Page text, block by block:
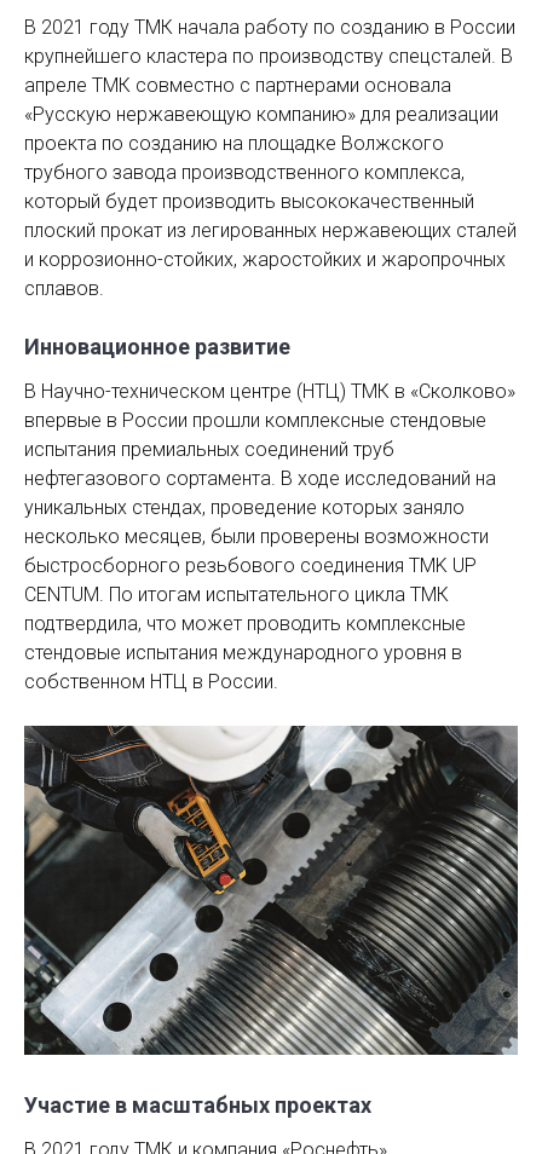
В 2021 году ТМК начала работу по созданию в России
крупнейшего кластера по производству спецсталей. В
апреле ТМК совместно с партнерами основала
«Русскую нержавеющую компанию» для реализации
проекта по созданию на площадке Волжского
трубного завода производственного комплекса,
который будет производить высококачественный
плоский прокат из легированных нержавеющих сталей
и коррозионно-стойких, жаростойких и жаропрочных
сплавов.
Инновационное развитие
В Научно-техническом центре (НТЦ) ТМК в «Сколково»
впервые в России прошли комплексные стендовые
испытания премиальных соединений труб
нефтегазового сортамента. В ходе исследований на
уникальных стендах, проведение которых заняло
несколько месяцев, были проверены возможности
быстросборного резьбового соединения TMK UP
CENTUM. По итогам испытательного цикла ТМК
подтвердила, что может проводить комплексные
стендовые испытания международного уровня в
собственном НТЦ в России.
Участие в масштабных проектах